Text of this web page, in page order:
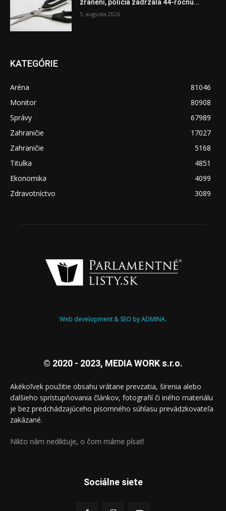
zranení, polícia zadržala 44-ročnú...
5. augusta 2026
KATEGÓRIE
Aréna
81046
Monitor
80908
Správy
67989
Zahraničie
17027
Zahraničie
5168
Titulka
4851
Ekonomika
4099
Zdravotníctvo
3089
Web development & SEO by ADMINA.
© 2020 - 2023, MEDIA WORK s.r.o.
Akékoľvek použitie obsahu vrátane prevzatia, šírenia alebo
ďalšieho sprístupňovania článkov, fotografií či iného materiálu
je bez predchádzajúceho písomného súhlasu prevádzkovateľa
zakázané.
Nikto nám nediktuje, o čom máme písať!
Sociálne siete